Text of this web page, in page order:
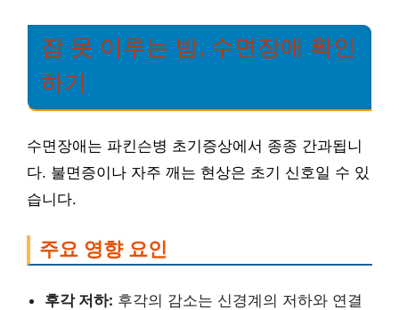
잠 못 이루는 밤, 수면장애 확인
하기
수면장애는 파킨슨병 초기증상에서 종종 간과됩니
다. 불면증이나 자주 깨는 현상은 초기 신호일 수 있
습니다.
주요 영향 요인
후각 저하: 후각의 감소는 신경계의 저하와 연결